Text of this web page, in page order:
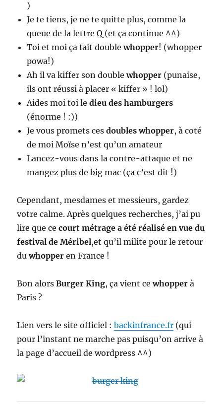
)
Je te tiens, je ne te quitte plus, comme la
queue de la lettre Q (et ça continue ^^)
Toi et moi ça fait doublewhopper! (whopper
powa!)
Ah il va kiffer son doublewhopper (punaise,
ils ont réussi à placer « kiffer » ! lol)
Aides moi toi ledieu des hamburgers
(énorme ! :))
Je vous promets cesdoubles whopper, à coté
de moi Moïse n’est qu’un amateur
Lancez-vous dans la contre-attaque et ne
mangez plus de big mac (ça c’est dit !)
Cependant, mesdames et messieurs, gardez
votre calme. Après quelques recherches, j’ai pu
lire que cecourt métrage a été réalisé en vue du
festival de Méribel,et qu’il milite pour le retour
duwhopperen France !
Bon alorsBurger King, ça vient cewhopperà
Paris ?
Lien vers le site officiel :backinfrance.fr (qui
pour l’instant ne marche pas puisqu’on arrive à
la page d’accueil de wordpress ^^)